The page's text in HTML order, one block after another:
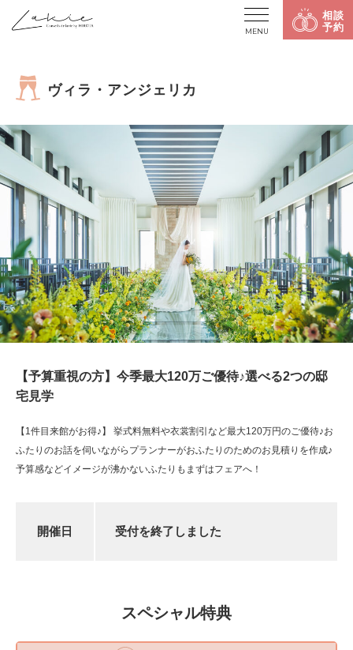
相談
予約
MENU
ヴィラ・アンジェリカ
【予算重視の方】今季最大120万ご優待♪選べる2つの邸
宅見学
【1件目来館がお得♪】 挙式料無料や衣裳割引など最大120万円のご優待♪お
ふたりのお話を伺いながらプランナーがおふたりのためのお見積りを作成♪
予算感などイメージが沸かないふたりもまずはフェアへ！
開催日 受付を終了しました
スペシャル特典